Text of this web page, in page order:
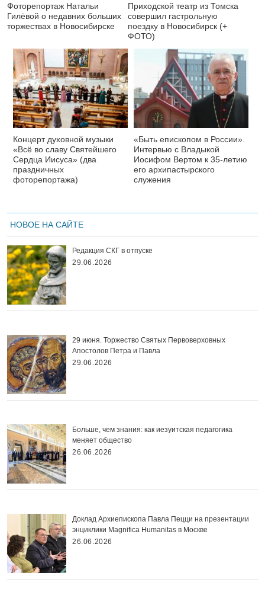
Фоторепортаж Натальи
Гилёвой о недавних больших
торжествах в Новосибирске
Приходской театр из Томска
совершил гастрольную
поездку в Новосибирск (+
ФОТО)
Концерт духовной музыки
«Всё во славу Святейшего
Сердца Иисуса» (два
праздничных
фоторепортажа)
«Быть епископом в России».
Интервью с Владыкой
Иосифом Вертом к 35-летию
его архипастырского
служения
НОВОЕ НА САЙТЕ
Редакция СКГ в отпуске
29.06.2026
29 июня. Торжество Святых Первоверховных
Апостолов Петра и Павла
29.06.2026
Больше, чем знания: как иезуитская педагогика
меняет общество
26.06.2026
Доклад Архиепископа Павла Пецци на презентации
энциклики Magnifica Нumanitas в Москве
26.06.2026